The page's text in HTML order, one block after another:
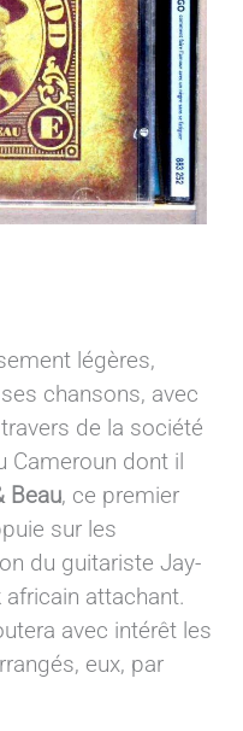
légères,
chansons, avec
de la société
Cameroun dont il
Beau, ce premier
sur les
du guitariste Jay-
attachant.
avec intérêt les
eux, par